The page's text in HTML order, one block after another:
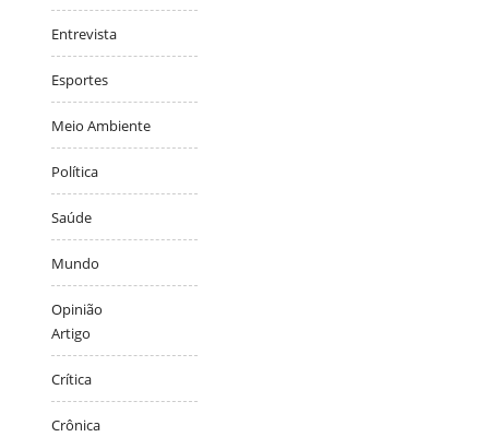
Entrevista
Esportes
Meio Ambiente
Política
Saúde
Mundo
Opinião
Artigo
Crítica
Crônica